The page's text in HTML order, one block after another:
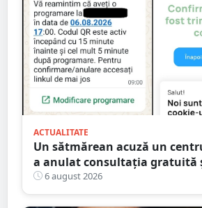
ACTUALITATE
Un sătmărean acuză un
a anulat consultația gratuită
250 de lei pentru aceeași
6 august 2026